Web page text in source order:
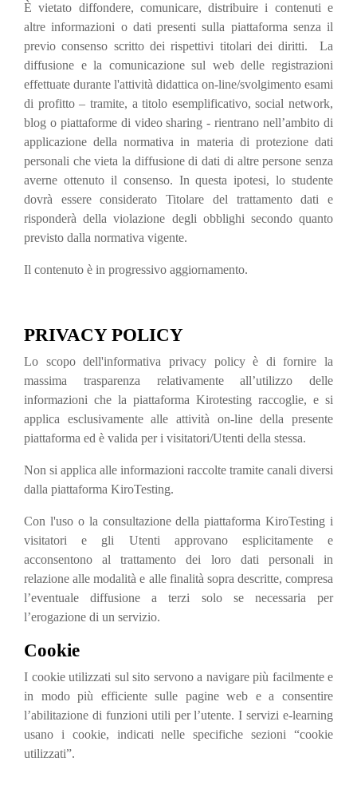
È vietato diffondere, comunicare, distribuire i contenuti e
altre informazioni o dati presenti sulla piattaforma senza il
previo consenso scritto dei rispettivi titolari dei diritti. La
diffusione e la comunicazione sul web delle registrazioni
effettuate durante l'attività didattica on-line/svolgimento esami
di profitto – tramite, a titolo esemplificativo, social network,
blog o piattaforme di video sharing - rientrano nell’ambito di
applicazione della normativa in materia di protezione dati
personali che vieta la diffusione di dati di altre persone senza
averne ottenuto il consenso. In questa ipotesi, lo studente
dovrà essere considerato Titolare del trattamento dati e
risponderà della violazione degli obblighi secondo quanto
previsto dalla normativa vigente.
Il contenuto è in progressivo aggiornamento.
PRIVACY POLICY
Lo scopo dell'informativa privacy policy è di fornire la
massima trasparenza relativamente all’utilizzo delle
informazioni che la piattaforma Kirotesting raccoglie, e si
applica esclusivamente alle attività on-line della presente
piattaforma ed è valida per i visitatori/Utenti della stessa.
Non si applica alle informazioni raccolte tramite canali diversi
dalla piattaforma KiroTesting.
Con l'uso o la consultazione della piattaforma KiroTesting i
visitatori e gli Utenti approvano esplicitamente e
acconsentono al trattamento dei loro dati personali in
relazione alle modalità e alle finalità sopra descritte, compresa
l’eventuale diffusione a terzi solo se necessaria per
l’erogazione di un servizio.
Cookie
I cookie utilizzati sul sito servono a navigare più facilmente e
in modo più efficiente sulle pagine web e a consentire
l’abilitazione di funzioni utili per l’utente. I servizi e-learning
usano i cookie, indicati nelle specifiche sezioni “cookie
utilizzati”.